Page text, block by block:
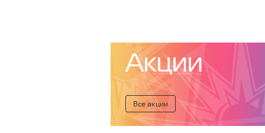
Акции
Все акции